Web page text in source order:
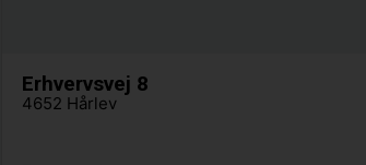
Erhvervsvej 8
4652 Hårlev